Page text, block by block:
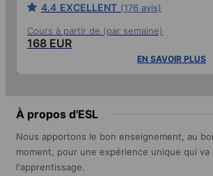
4.4 EXCELLENT (176 avis)
Cours à partir de (par semaine)
168 EUR
EN SAVOIR PLUS
À propos d'ESL
Nous apportons le bon enseignement, au
moment, pour une expérience unique qui va
l'apprentissage.